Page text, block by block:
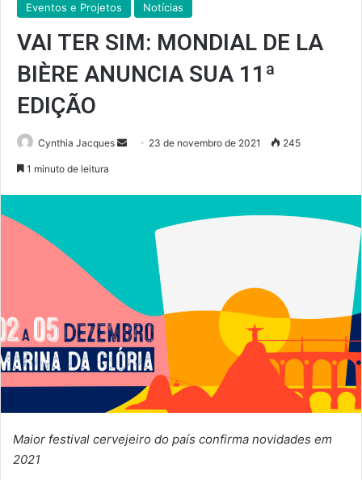
Eventos e Projetos Notícias
VAI TER SIM: MONDIAL DE LA
BIÈRE ANUNCIA SUA 11ª
EDIÇÃO
Cynthia Jacques
Mande23 de novembro de 2021 245
1 minuto de leitura
Maior festival cervejeiro do país confirma novidades em
2021